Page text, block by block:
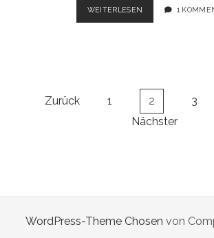
WEITERLESEN
FAULTIEREN
1
Seitennummerierung
Zurück 1 2 3
Nächster
WordPress-Theme Chosen von